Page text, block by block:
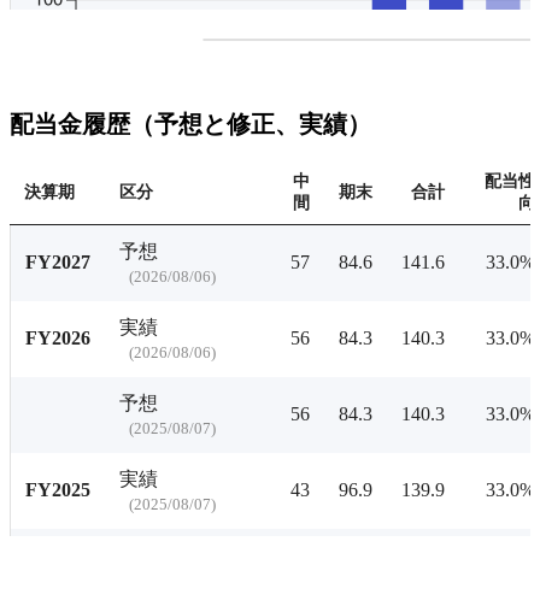
プレミアム会員にご登録
配当利回りの推移にアクセ
配当金履歴（予想と修正、実績）
決算期 区分
中
間
期末 合計
配当性
向
FY2027
予想
(2026/08/06)
57 84.6 141.6 33.0%
FY2026
実績
(2026/08/06)
56 84.3 140.3 33.0%
予想
(2025/08/07)
56 84.3 140.3 33.0%
FY2025
実績
(2025/08/07)
43 96.9 139.9 33.0%